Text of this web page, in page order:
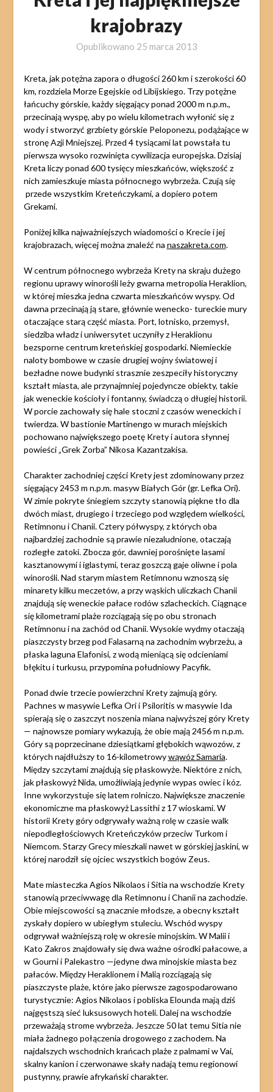
krajobrazy
Opublikowano 25 marca 2013
Kreta, jak potężna zapora o długości 260 km i szerokości 60
km, rozdziela Morze Egejskie od Libijskiego. Trzy potężne
łańcuchy górskie, każdy sięgający ponad 2000 m n.p.m.,
przecinają wyspę, aby po wielu kilometrach wyłonić się z
wody i stworzyć grzbiety górskie Peloponezu, podążające w
stronę Azji Mniejszej. Przed 4 tysiącami lat powstała tu
pierwsza wysoko rozwinięta cywilizacja europejska. Dzisiaj
Kreta liczy ponad 600 tysięcy mieszkańców, większość z
nich zamieszkuje miasta północnego wybrzeża. Czują się
przede wszystkim Kreteńczykami, a dopiero potem
Grekami.
Poniżej kilka najważniejszych wiadomości o Krecie i jej
krajobrazach, więcej można znaleźć na naszakreta.com.
W centrum północnego wybrzeża Krety na skraju dużego
regionu uprawy winorośli leży gwarna metropolia Heraklion,
w której mieszka jedna czwarta mieszkańców wyspy. Od
dawna przecinają ją stare, głównie wenecko- tureckie mury
otaczające starą część miasta. Port, lotnisko, przemysł,
siedziba władz i uniwersytet uczyniły z Heraklionu
bezsporne centrum kreteńskiej gospodarki. Niemieckie
naloty bombowe w czasie drugiej wojny światowej i
bezładne nowe budynki strasznie zeszpeciły historyczny
kształt miasta, ale przynajmniej pojedyncze obiekty, takie
jak weneckie kościoły i fontanny, świadczą o długiej historii.
W porcie zachowały się hale stoczni z czasów weneckich i
twierdza. W bastionie Martinengo w murach miejskich
pochowano największego poetę Krety i autora słynnej
powieści „Grek Zorba” Nikosa Kazantzakisa.
Charakter zachodniej części Krety jest zdominowany przez
sięgający 2453 m n.p.m. masyw Białych Gór (gr. Lefka Ori).
W zimie pokryte śniegiem szczyty stanowią piękne tło dla
dwóch miast, drugiego i trzeciego pod względem wielkości,
Retimnonu i Chanii. Cztery półwyspy, z których oba
najbardziej zachodnie są prawie niezaludnione, otaczają
rozległe zatoki. Zbocza gór, dawniej porośnięte lasami
kasztanowymi i iglastymi, teraz goszczą gaje oliwne i pola
winorośli. Nad starym miastem Retimnonu wznoszą się
minarety kilku meczetów, a przy wąskich uliczkach Chanii
znajdują się weneckie pałace rodów szlacheckich. Ciągnące
się kilometrami plaże rozciągają się po obu stronach
Retimnonu i na zachód od Chanii. Wysokie wydmy otaczają
piaszczysty brzeg pod Falasarną na zachodnim wybrzeżu, a
płaska laguna Elafonisi, z wodą mieniącą się odcieniami
błękitu i turkusu, przypomina południowy Pacyfik.
Ponad dwie trzecie powierzchni Krety zajmują góry.
Pachnes w masywie Lefka Ori i Psiloritis w masywie Ida
spierają się o zaszczyt noszenia miana najwyższej góry Krety
— najnowsze pomiary wykazują, że obie mają 2456 m n.p.m.
Góry są poprzecinane dziesiątkami głębokich wąwozów, z
których najdłuższy to 16-kilometrowywąwóz Samaria.
Między szczytami znajdują się płaskowyże. Niektóre z nich,
jak płaskowyż Nida, umożliwiają jedynie wypas owiec i kóz.
Inne wykorzystuje się latem rolniczo. Największe znaczenie
ekonomiczne ma płaskowyż Lassithi z 17 wioskami. W
historii Krety góry odgrywały ważną rolę w czasie walk
niepodległościowych Kreteńczyków przeciw Turkom i
Niemcom. Starzy Grecy mieszkali nawet w górskiej jaskini, w
której narodził się ojciec wszystkich bogów Zeus.
Mate miasteczka Agios Nikolaos i Sitia na wschodzie Krety
stanowią przeciwwagę dla Retimnonu i Chanii na zachodzie.
Obie miejscowości są znacznie młodsze, a obecny kształt
zyskały dopiero w ubiegłym stuleciu. Wschód wyspy
odgrywał ważniejszą rolę w okresie minojskim. W Malii i
Kato Zakros znajdowały się dwa ważne ośrodki pałacowe, a
w Gourni i Palekastro —jedyne dwa minojskie miasta bez
pałaców. Między Heraklionem i Malią rozciągają się
piaszczyste plaże, które jako pierwsze zagospodarowano
turystycznie: Agios Nikolaos i pobliska Elounda mają dziś
najgęstszą sieć luksusowych hoteli. Dalej na wschodzie
przeważają strome wybrzeża. Jeszcze 50 lat temu Sitia nie
miała żadnego połączenia drogowego z zachodem. Na
najdalszych wschodnich krańcach plaże z palmami w Vai,
skalny kanion i czerwonawe skały nadają temu regionowi
pustynny, prawie afrykański charakter.